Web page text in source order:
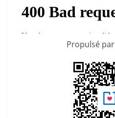
Propulsé par